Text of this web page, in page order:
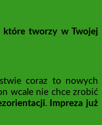
które tworzy w Twojej
coraz to nowych
wcale nie chce zrobić
.
Impreza już